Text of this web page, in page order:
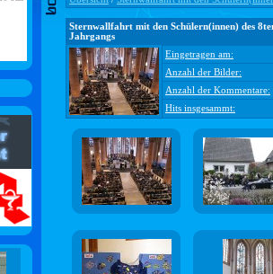
Sternwallfahrt mit den Schülern(innen) des
Jahrgangs
Eingetragen am:
Anzahl der Bilder:
Anzahl der Kommentare:
Hits insgesammt: